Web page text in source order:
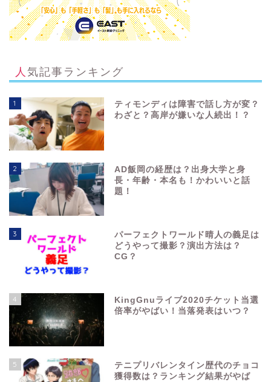
人気記事ランキング
1
ティモンディは障害で話し方が変？
わざと？高岸が嫌いな人続出！？
2
AD飯岡の経歴は？出身大学と身
長・年齢・本名も！かわいいと話
題！
3
パーフェクトワールド晴人の義足は
どうやって撮影？演出方法は？
CG？
4
KingGnuライブ2020チケット当選
倍率がやばい！当落発表はいつ？
5
テニプリバレンタイン歴代のチョコ
獲得数は？ランキング結果がやば